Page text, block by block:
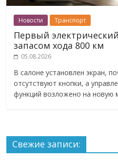
Новости Транспорт
Первый
запасом хода 800 км
05.08.2026
В салоне установлен экран,
отсутствуют кнопки, а
функций возложено на новую
Свежие записи: